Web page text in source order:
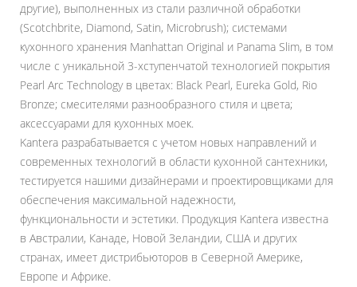
другие), выполненных из стали различной обработки
(Scotchbrite, Diamond, Satin, Microbrush); системами
кухонного хранения Manhattan Original и Panama Slim, в том
числе с уникальной 3-хступенчатой технологией покрытия
Pearl Arc Technology в цветах: Black Pearl, Eureka Gold, Rio
Bronze; смесителями разнообразного стиля и цвета;
аксессуарами для кухонных моек.
Kantera разрабатывается с учетом новых направлений и
современных технологий в области кухонной сантехники,
тестируется нашими дизайнерами и проектировщиками для
обеспечения максимальной надежности,
функциональности и эстетики. Продукция Kantera известна
в Австралии, Канаде, Новой Зеландии, США и других
странах, имеет дистрибьюторов в Северной Америке,
Европе и Африке.